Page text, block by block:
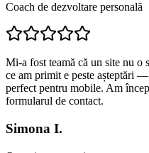
Coach de dezvoltare personală
Mi-a fost teamă că un site nu o
ce am primit e peste așteptări
perfect pentru mobile. Am
formularul de contact.
Simona I.